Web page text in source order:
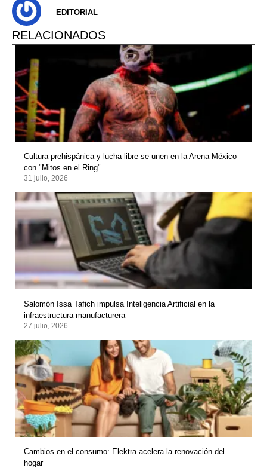
EDITORIAL
RELACIONADOS
Cultura prehispánica y lucha libre se unen en la Arena México
con "Mitos en el Ring"
31 julio, 2026
Salomón Issa Tafich impulsa Inteligencia Artificial en la
infraestructura manufacturera
27 julio, 2026
Cambios en el consumo: Elektra acelera la renovación del
hogar